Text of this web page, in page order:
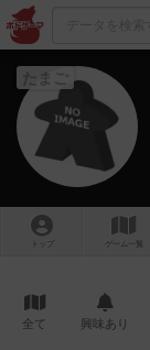
たまご
トップ ゲーム一覧
全て 興味あり